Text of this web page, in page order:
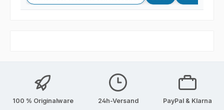
100 % Originalware 24h-Versand PayPal & Klarna